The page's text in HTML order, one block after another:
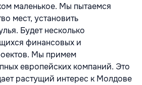
маленькое. Мы пытаемся
мест, установить
Будет несколько
финансовых и
Мы примем
европейских компаний. Это
растущий интерес к Молдове